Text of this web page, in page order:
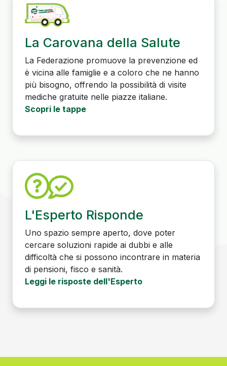
La Carovana della Salute
La Federazione promuove la prevenzione ed
è vicina alle famiglie e a coloro che ne hanno
più bisogno, offrendo la possibilità di visite
mediche gratuite nelle piazze italiane.
Scopri le tappe
L'Esperto Risponde
Uno spazio sempre aperto, dove poter
cercare soluzioni rapide ai dubbi e alle
difficoltà che si possono incontrare in materia
di pensioni, fisco e sanità.
Leggi le risposte dell'Esperto